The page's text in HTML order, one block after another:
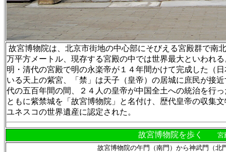
故宮博物院は、北京市街地の中心部にそびえる宮殿群で南
万平方メートル、現存する宮殿の中では世界最大といわれ
明・清代の宮殿で明の永楽帝が１４年間かけて完成した（
いる天上の紫宮、「禁」は天子（皇帝）の居城に庶民が接
代の五百年間の間、２４人の皇帝が中国全土への統治を行
ともに紫禁城を「故宮博物院」と名付け、歴代皇帝の収集
ユネスコの世界遺産に認定された。
故宮博物院を歩く
宮
故宮博物院の午門（南門）から神武門（北